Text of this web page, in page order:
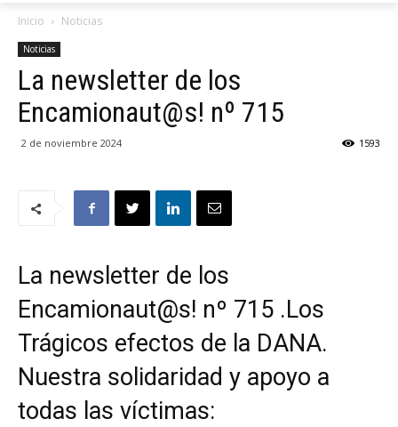
Inicio Noticias
Noticias
La newsletter de los
Encamionaut@s! nº 715
2 de noviembre 2024 1593
La newsletter de los
Encamionaut@s! nº 715 .Los
Trágicos efectos de la DANA.
Nuestra solidaridad y apoyo a
todas las víctimas: